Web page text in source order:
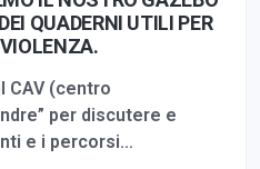
QUADERNI UTILI PER
CAV (centro
per discutere e
e i percorsi…